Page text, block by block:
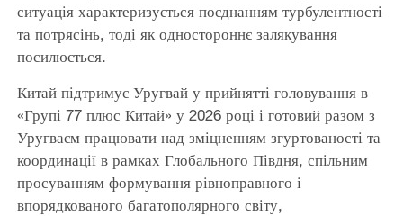
ситуація характеризується поєднанням турбулентності
та потрясінь, тоді як одностороннє залякування
посилюється.
Китай підтримує Уругвай у прийнятті головування в
«Групі 77 плюс Китай» у 2026 році і готовий разом з
Уругваєм працювати над зміцненням згуртованості та
координації в рамках Глобального Півдня, спільним
просуванням формування рівноправного і
впорядкованого багатополярного світу,